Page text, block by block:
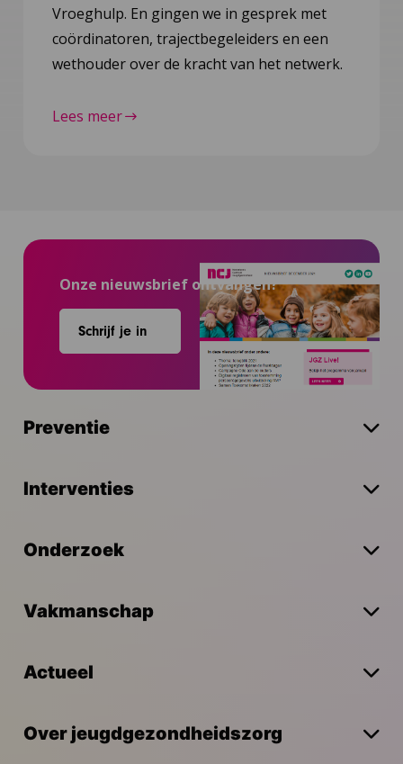
Vroeghulp. En gingen we in gesprek met
coördinatoren, trajectbegeleiders en een
wethouder over de kracht van het netwerk.
Lees meer
Onze nieuwsbrief ontvangen?
Schrijf je in
Preventie
Interventies
Onderzoek
Vakmanschap
Actueel
Over jeugdgezondheidszorg